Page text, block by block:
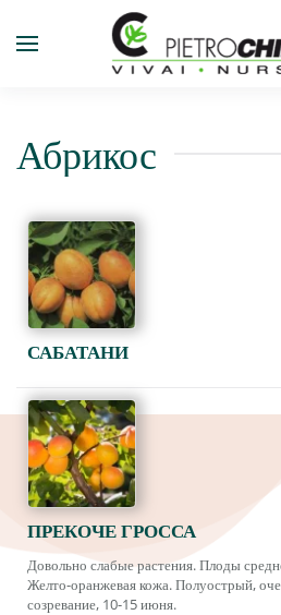
Перейти к содержимому
Абрикос
САБАТАНИ
ПРЕКОЧЕ ГРОССА
Довольно слабые растения. Плоды
Желто-оранжевая кожа. Полуострый,
созревание, 10-15 июня.